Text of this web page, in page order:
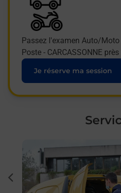
Passez l'examen Auto/
Poste - CARCASSONNE
Je réserve ma session
En savoir plus